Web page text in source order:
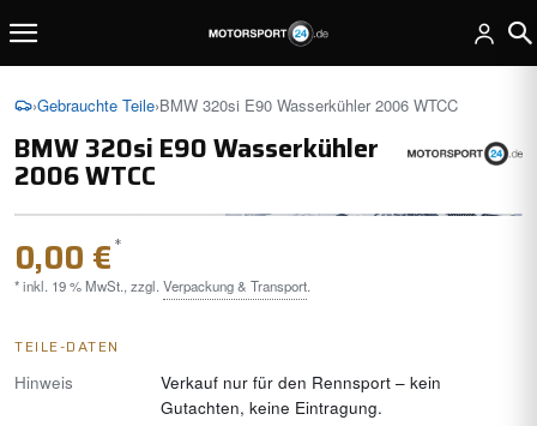
›Gebrauchte Teile›BMW 320si E90 Wasserkühler 2006 WTCC
BMW 320si E90 Wasserkühler
2006 WTCC
0,00 €*
* inkl. 19 % MwSt., zzgl. Verpackung & Transport.
TEILE-DATEN
Hinweis
Verkauf nur für den Rennsport – kein
Gutachten, keine Eintragung.